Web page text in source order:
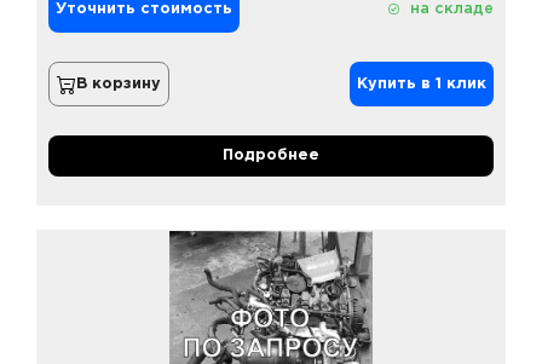
Уточнить стоимость на складе
В корзину Купить в 1 клик
Подробнее